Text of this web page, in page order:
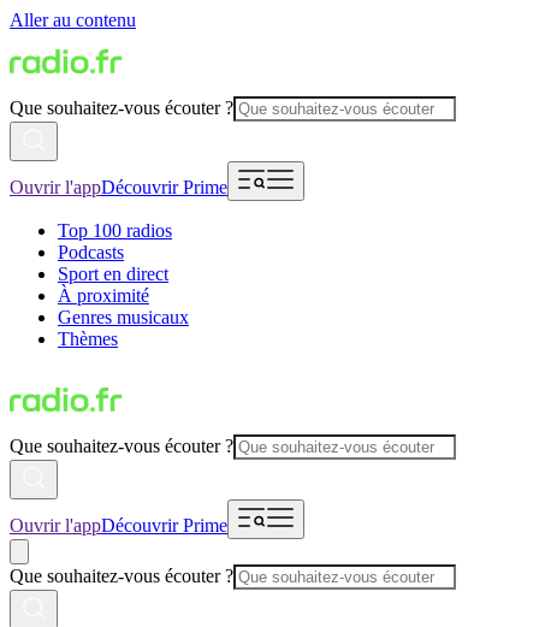
Aller au contenu
Que souhaitez-vous écouter ?
Ouvrir l'appDécouvrir Prime
Top 100 radios
Podcasts
Sport en direct
À proximité
Genres musicaux
Thèmes
Que souhaitez-vous écouter ?
Ouvrir l'appDécouvrir Prime
Que souhaitez-vous écouter ?